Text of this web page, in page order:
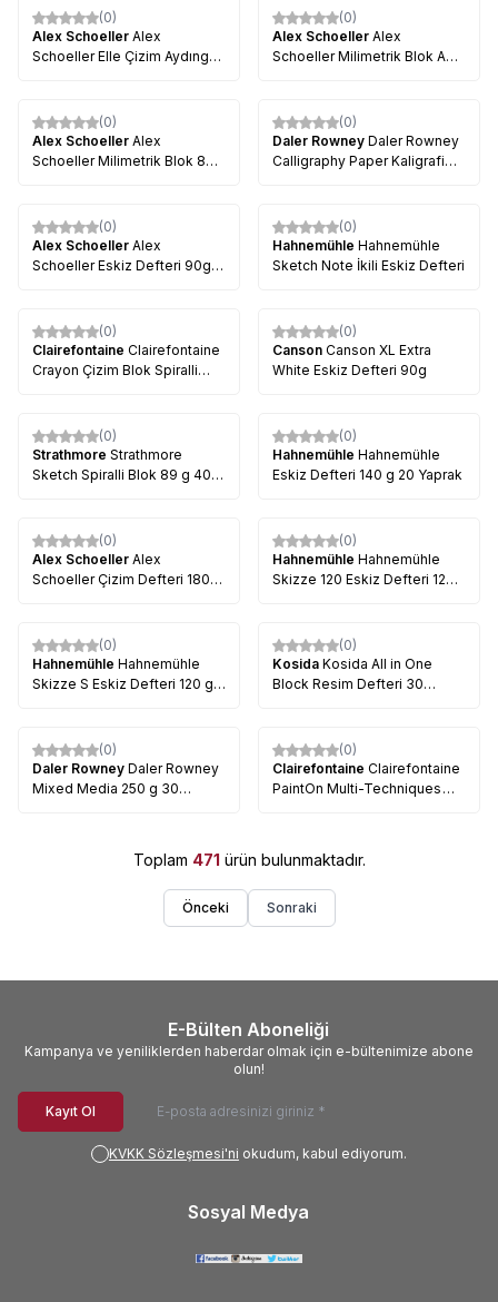
(0)
Alex Schoeller Alex
Schoeller Elle Çizim Aydınger
(0)
Alex Schoeller Alex
Schoeller Milimetrik Blok A3
(0)
Alex Schoeller Alex
Schoeller Milimetrik Blok 80
(0)
Daler Rowney Daler Rowney
Calligraphy Paper Kaligrafi
(0)
Alex Schoeller Alex
Schoeller Eskiz Defteri 90g
(0)
Hahnemühle Hahnemühle
Sketch Note İkili Eskiz Defteri
(0)
Clairefontaine Clairefontaine
Crayon Çizim Blok Spiralli
(0)
Canson Canson XL Extra
White Eskiz Defteri 90g
%8
(0)
Strathmore Strathmore
Sketch Spiralli Blok 89 g 400
(0)
Hahnemühle Hahnemühle
Eskiz Defteri 140 g 20 Yaprak
%21
(0)
Alex Schoeller Alex
Schoeller Çizim Defteri 180g
(0)
Hahnemühle Hahnemühle
Skizze 120 Eskiz Defteri 120
(0)
Hahnemühle Hahnemühle
Skizze S Eskiz Defteri 120 g
(0)
Kosida Kosida All in One
Block Resim Defteri 30
(0)
Daler Rowney Daler Rowney
Mixed Media 250 g 30
(0)
Clairefontaine Clairefontaine
PaintOn Multi-Techniques
Toplam 471 ürün bulunmaktadır.
Önceki Sonraki
E-Bülten Aboneliği
Kampanya ve yeniliklerden haberdar olmak için e-bültenimize abone
olun!
Kayıt Ol
KVKK Sözleşmesi'ni okudum, kabul ediyorum.
Sosyal Medya